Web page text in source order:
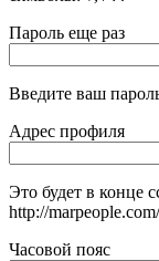
Пароль еще раз
Введите ваш
Адрес профиля
Это будет в конце
http://
Часовой пояс